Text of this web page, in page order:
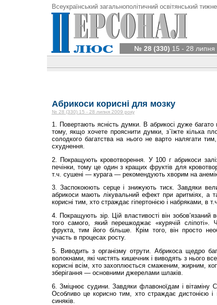
Всеукраїнський загальнополітичний освітянський
№ 28 (330) 15 - 28 липня
Абрикоси корисні для мозку
№ 28 (330) 15 - 28 липня 2009 року
1. Повертають ясність думки. В абрикосі дуже
тому, якщо хочете прояснити думки, з`їжте кілька
солодкого багатства на нього не варто налягати
схуднення.
2. Покращують кровотворення. У 100 г абрикоси
печінки, тому це один з кращих фруктів для
т.ч. сушені — курага — рекомендують хворим на
3. Заспокоюють серце і знижують тиск. Завдяки
абрикоси мають лікувальний ефект при аритміях, а
корисні тим, хто страждає гіпертонією і набряками, в
4. Покращують зір. Цій властивості він зобов’язаний
того самого, який перешкоджає «курячій сліпоті».
фрукта, тим його більше. Крім того, він просто
участь в процесах росту.
5. Виводить з організму отрути. Абрикоса щедро
волокнами, які чистять кишечник і виводять з нього
корисні всім, хто захоплюється смаженим, жирним,
зберігання — основними джерелами шлаків.
6. Зміцнює судини. Завдяки флавоноїдам і вітаміну
Особливо це корисно тим, хто страждає дистонією і
синяків.